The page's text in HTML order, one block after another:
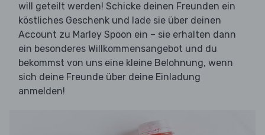
will geteilt werden! Schicke deinen Freunden ein
köstliches Geschenk und lade sie über deinen
Account zu Marley Spoon ein – sie erhalten dann
ein besonderes Willkommensangebot und du
bekommst von uns eine kleine Belohnung, wenn
sich deine Freunde über deine Einladung
anmelden!